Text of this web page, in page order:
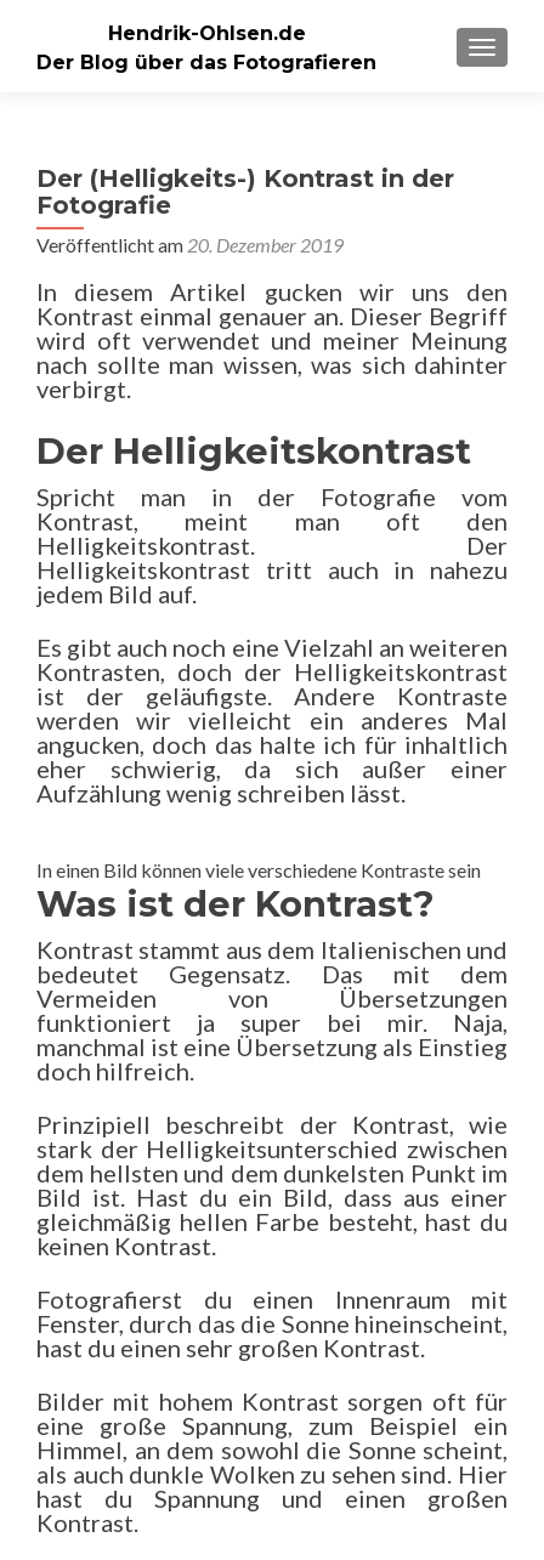
Hendrik-Ohlsen.de
Der Blog über das Fotografieren
Der (Helligkeits-) Kontrast in der
Fotografie
Veröffentlicht am 20. Dezember 2019
In diesem Artikel gucken wir uns den
Kontrast einmal genauer an. Dieser Begriff
wird oft verwendet und meiner Meinung
nach sollte man wissen, was sich dahinter
verbirgt.
Der Helligkeitskontrast
Spricht man in der Fotografie vom
Kontrast, meint man oft den
Helligkeitskontrast. Der
Helligkeitskontrast tritt auch in nahezu
jedem Bild auf.
Es gibt auch noch eine Vielzahl an weiteren
Kontrasten, doch der Helligkeitskontrast
ist der geläufigste. Andere Kontraste
werden wir vielleicht ein anderes Mal
angucken, doch das halte ich für inhaltlich
eher schwierig, da sich außer einer
Aufzählung wenig schreiben lässt.
In einen Bild können viele verschiedene Kontraste sein
Was ist der Kontrast?
Kontrast stammt aus dem Italienischen und
bedeutet Gegensatz. Das mit dem
Vermeiden von Übersetzungen
funktioniert ja super bei mir. Naja,
manchmal ist eine Übersetzung als Einstieg
doch hilfreich.
Prinzipiell beschreibt der Kontrast, wie
stark der Helligkeitsunterschied zwischen
dem hellsten und dem dunkelsten Punkt im
Bild ist. Hast du ein Bild, dass aus einer
gleichmäßig hellen Farbe besteht, hast du
keinen Kontrast.
Fotografierst du einen Innenraum mit
Fenster, durch das die Sonne hineinscheint,
hast du einen sehr großen Kontrast.
Bilder mit hohem Kontrast sorgen oft für
eine große Spannung, zum Beispiel ein
Himmel, an dem sowohl die Sonne scheint,
als auch dunkle Wolken zu sehen sind. Hier
hast du Spannung und einen großen
Kontrast.